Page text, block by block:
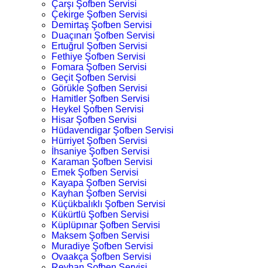
Çarşı Şofben Servisi
Çekirge Şofben Servisi
Demirtaş Şofben Servisi
Duaçınarı Şofben Servisi
Ertuğrul Şofben Servisi
Fethiye Şofben Servisi
Fomara Şofben Servisi
Geçit Şofben Servisi
Görükle Şofben Servisi
Hamitler Şofben Servisi
Heykel Şofben Servisi
Hisar Şofben Servisi
Hüdavendigar Şofben Servisi
Hürriyet Şofben Servisi
İhsaniye Şofben Servisi
Karaman Şofben Servisi
Emek Şofben Servisi
Kayapa Şofben Servisi
Kayhan Şofben Servisi
Küçükbalıklı Şofben Servisi
Kükürtlü Şofben Servisi
Küplüpınar Şofben Servisi
Maksem Şofben Servisi
Muradiye Şofben Servisi
Ovaakça Şofben Servisi